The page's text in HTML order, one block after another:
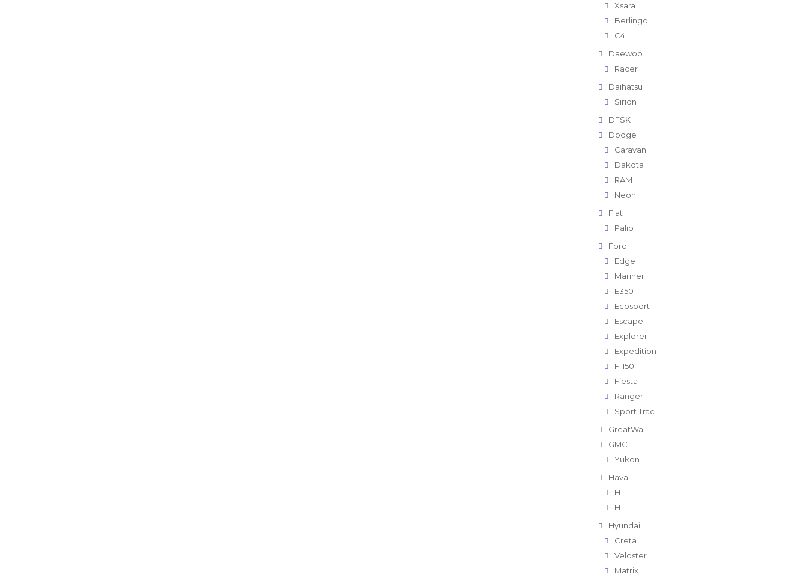
Xsara
Berlingo
C4
Daewoo
Racer
Daihatsu
Sirion
DFSK
Dodge
Caravan
Dakota
RAM
Neon
Fiat
Palio
Ford
Edge
Mariner
E350
Ecosport
Escape
Explorer
Expedition
F-150
Fiesta
Ranger
Sport Trac
GreatWall
GMC
Yukon
Haval
H1
H1
Hyundai
Creta
Veloster
Matrix